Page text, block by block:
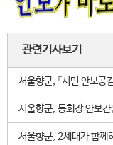
관련기사보기
서울향군, 「시민 안보공
서울향군, 동회장 안보간
서울향군, 2세대가 함께